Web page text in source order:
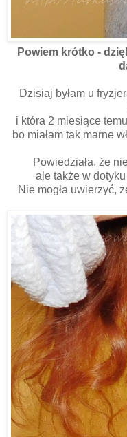
Powiem krótko -
Dzisiaj byłam u
i która 2 miesiące
bo miałam tak marne
Powiedziała, że
ale także w
Nie mogła uwierzyć,